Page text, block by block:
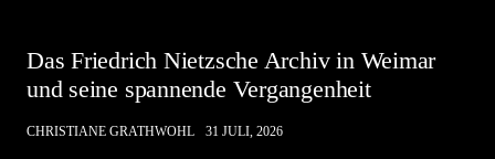
Das Friedrich Nietzsche Archiv in Weimar
und seine spannende Vergangenheit
CHRISTIANE GRATHWOHL 31 JULI, 2026